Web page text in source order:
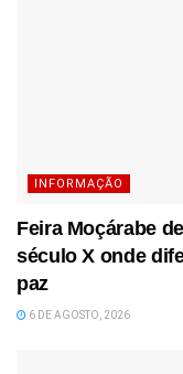
INFORMAÇÃO
Feira Moçárabe
século X onde
paz
6 DE AGOSTO, 2026